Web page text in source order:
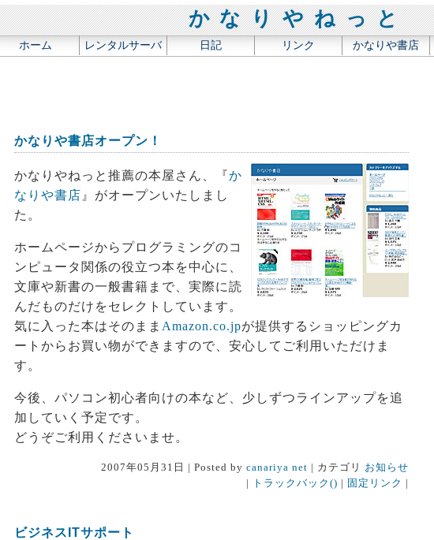
かなりやねっと
ホーム レンタルサーバ 日記 リンク かなりや書店
かなりや書店オープン！
かなりやねっと推薦の本屋さん、『か
なりや書店 』がオープンいたしまし
た。
ホームページからプログラミングのコ
ンピュータ関係の役立つ本を中心に、
文庫や新書の一般書籍まで、実際に読
んだものだけをセレクトしています。
気に入った本はそのまま Amazon.co.jpが提供するショッピングカ
ートからお買い物ができますので、安心してご利用いただけま
す。
今後、パソコン初心者向けの本など、少しずつラインアップを追
加していく予定です。
どうぞご利用くださいませ。
2007年05月31日 | Posted by canariya net | カテゴリ お知らせ
トラックバック() 固定リンク
ビジネスITサポート